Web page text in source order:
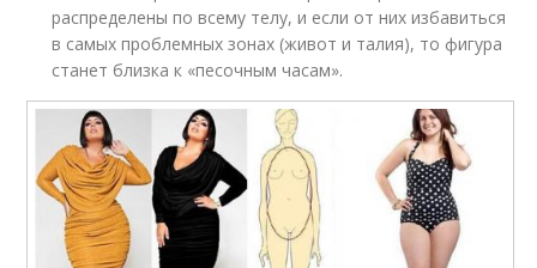
распределены по всему телу, и если от них избавиться
в самых проблемных зонах (живот и талия), то фигура
станет близка к «песочным часам».